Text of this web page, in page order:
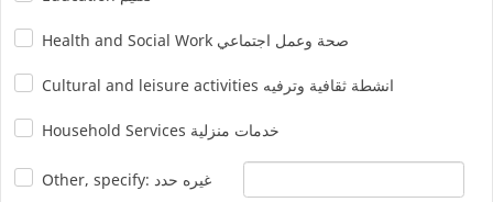
Health and Social Work صحة وعمل اجتماعي
Cultural and leisure activities انشطة ثقافية وترفيه
Household Services خدمات منزلية
Other, specify: غيره حدد